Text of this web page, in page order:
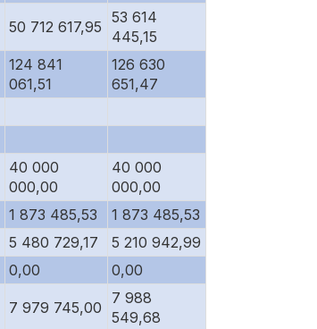
50 712 617,95
53 614
445,15
124 841
061,51
126 630
651,47
40 000
000,00
40 000
000,00
1 873 485,53
1 873 485,53
5 480 729,17
5 210 942,99
0,00 0,00
7 979 745,00
7 988
549,68